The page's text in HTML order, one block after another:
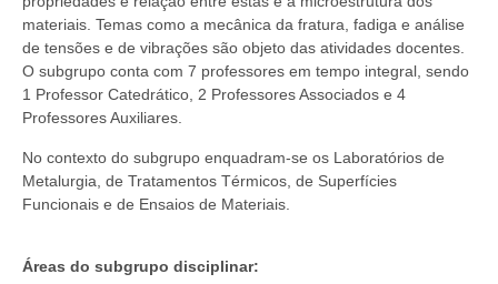
materiais. Temas como a mecânica da fratura, fadiga e análise
de tensões e de vibrações são objeto das atividades docentes.
O subgrupo conta com 7 professores em tempo integral, sendo
1 Professor Catedrático, 2 Professores Associados e 4
Professores Auxiliares.
No contexto do subgrupo enquadram-se os Laboratórios de
Metalurgia, de Tratamentos Térmicos, de Superfícies
Funcionais e de Ensaios de Materiais.
Áreas do subgrupo disciplinar: